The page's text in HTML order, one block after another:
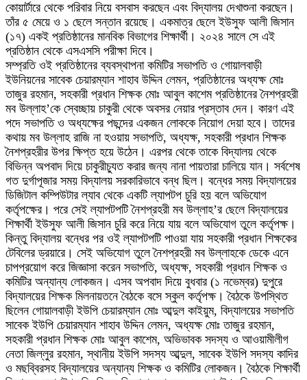
কোয়ার্টারে থেকে পরিবার নিয়ে বসবাস করছেন এবং বিদ্যালয় দেখাশুনা করছেন।
তাঁর ৫ মেয়ে ও ১ ছেলে সন্তান রয়েছে। একমাত্র ছেলে ইউসুফ আলী জিসান
(১৭) একই প্রতিষ্ঠানের মানবিক বিভাগের শিক্ষার্থী। ২০২৪ সালে সে এই
প্রতিষ্ঠান থেকে এসএসসি পরীক্ষা দিবে।
সম্প্রতি ওই প্রতিষ্ঠানের ব্যবস্থাপনা কমিটির সভাপতি ও গোয়ালবাড়ী
ইউনিয়নের সাবেক চেয়ারম্যান শাহাব উদ্দিন লেমন, প্রতিষ্ঠানের অধ্যক্ষ মোঃ
তাজুর রহমান, সহকারী প্রধান শিক্ষক মোঃ আবুল কাশেম প্রতিষ্ঠানের নৈশপ্রহরী
মব উল্লাহ’কে স্বেচ্ছায় চাকুরী থেকে অবসর নেয়ার প্রস্তাব দেন। কারণ এই
পদে সভাপতি ও অধ্যক্ষের পছন্দের একজন লোককে নিয়োগ দেয়া হবে। তাদের
কথায় মব উল্লাহ রাজি না হওয়ায় সভাপতি, অধ্যক্ষ, সহকারী প্রধান শিক্ষক
নৈশপ্রহরীর উপর ক্ষিপ্ত হয়ে উঠেন। এরপর থেকে তাকে বিদ্যালয় থেকে
বিভিন্ন অপবাদ দিয়ে চাকুরীচ্যুত করার জন্য নানা পায়তারা চালিয়ে যান। সর্বশেষ
গত দুর্গাপূজার সময় বিদ্যালয় সরকারিভাবে বন্ধ ছিল। বন্ধের সময় বিদ্যালয়ের
ডিজিটাল কম্পিউটার ল্যাব থেকে একটি ল্যাপটপ চুরি হয় বলে অভিযোগ
কর্তৃপক্ষের। পরে সেই ল্যাপটপটি নৈশপ্রহরী মব উল্লাহ’র ছেলে বিদ্যালয়ের
শিক্ষার্থী ইউসুফ আলী জিসান চুরি করে নিয়ে যায় বলে অভিযোগ তুলে কর্তৃপক্ষ।
কিন্তু বিদ্যালয় বন্ধের পর ওই ল্যাপটপটি পাওয়া যায় সহকারী প্রধান শিক্ষকের
টেবিলের ড্রয়ারে। সেই অভিযোগ তুলে নৈশপ্রহরী মব উল্লাহকে ডেকে এনে
চাপপ্রয়োগ করে জিজ্ঞাসা করেন সভাপতি, অধ্যক্ষ, সহকারী প্রধান শিক্ষক ও
কমিটির অন্যান্য লোকজন। এসব অপবাদ দিয়ে বুধবার (১ নভেম্বর) দুপুরে
বিদ্যালয়ের শিক্ষক মিলনায়তনে বৈঠকে বসে স্কুল কর্তৃপক্ষ। বৈঠকে উপস্থিত
ছিলেন গোয়ালবাড়ী ইউপি চেয়ারম্যান মোঃ আব্দুল কাইয়ুম, বিদ্যালয়ের সভাপতি
সাবেক ইউপি চেয়ারম্যান শাহাব উদ্দিন লেমন, অধ্যক্ষ মোঃ তাজুর রহমান,
সহকারী প্রধান শিক্ষক মোঃ আবুল কাশেম, অভিভাবক সদস্য ও আওয়ামীলীগ
নেতা জিল্লুর রহমান, স্থানীয় ইউপি সদস্য আব্দুল, সাবেক ইউপি সদস্য কাদির
ও মছব্বিরসহ বিদ্যালয়ের অন্যান্য শিক্ষক ও কমিটির লোকজন। বৈঠকে শিক্ষার্থী